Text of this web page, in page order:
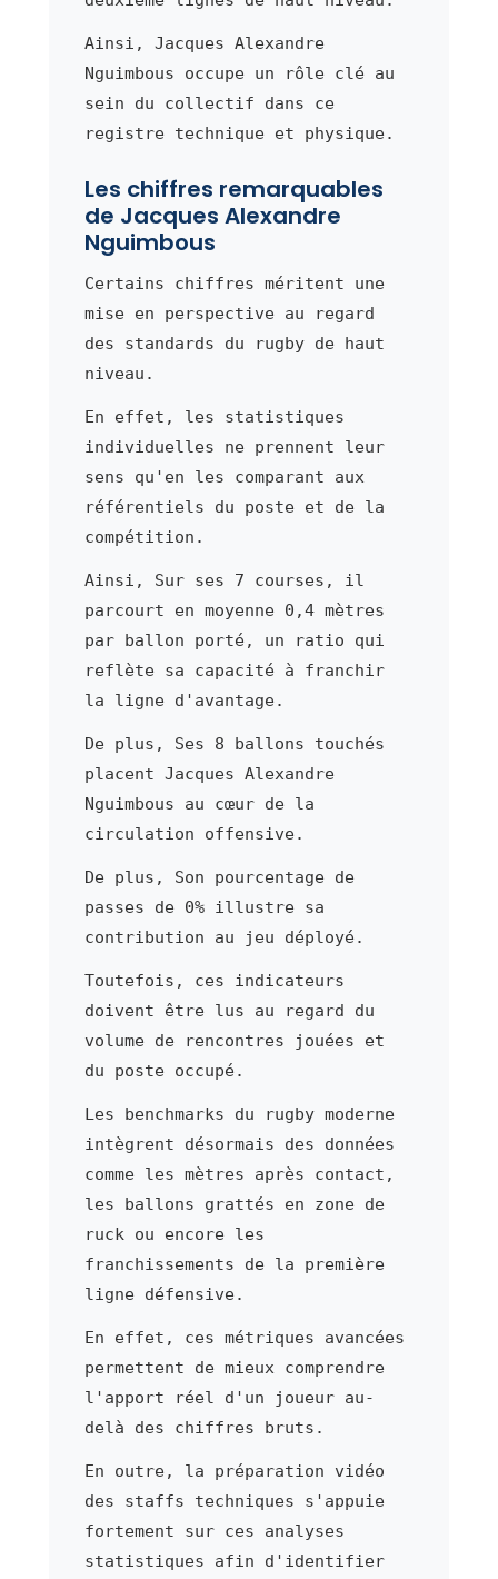
Ainsi, Jacques Alexandre
Nguimbous occupe un rôle clé au
sein du collectif dans ce
registre technique et physique.
Les chiffres remarquables
de Jacques Alexandre
Nguimbous
Certains chiffres méritent une
mise en perspective au regard
des standards du rugby de haut
niveau.
En effet, les statistiques
individuelles ne prennent leur
sens qu'en les comparant aux
référentiels du poste et de la
compétition.
Ainsi, Sur ses 7 courses, il
parcourt en moyenne 0,4 mètres
par ballon porté, un ratio qui
reflète sa capacité à franchir
la ligne d'avantage.
De plus, Ses 8 ballons touchés
placent Jacques Alexandre
Nguimbous au cœur de la
circulation offensive.
De plus, Son pourcentage de
passes de 0% illustre sa
contribution au jeu déployé.
Toutefois, ces indicateurs
doivent être lus au regard du
volume de rencontres jouées et
du poste occupé.
Les benchmarks du rugby moderne
intègrent désormais des données
comme les mètres après contact,
les ballons grattés en zone de
ruck ou encore les
franchissements de la première
ligne défensive.
En effet, ces métriques avancées
permettent de mieux comprendre
l'apport réel d'un joueur au-
delà des chiffres bruts.
En outre, la préparation vidéo
des staffs techniques s'appuie
fortement sur ces analyses
statistiques afin d'identifier